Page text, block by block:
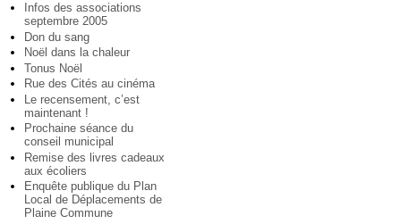
Infos des associations
septembre 2005
Don du sang
Noël dans la chaleur
Tonus Noël
Rue des Cités au cinéma
Le recensement, c’est
maintenant !
Prochaine séance du
conseil municipal
Remise des livres cadeaux
aux écoliers
Enquête publique du Plan
Local de Déplacements de
Plaine Commune